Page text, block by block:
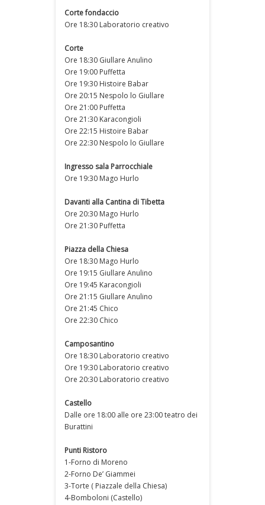
Corte fondaccio
Ore 18:30 Laboratorio creativo
Corte
Ore 18:30 Giullare Anulino
Ore 19:00 Puffetta
Ore 19:30 Histoire Babar
Ore 20:15 Nespolo lo Giullare
Ore 21:00 Puffetta
Ore 21:30 Karacongioli
Ore 22:15 Histoire Babar
Ore 22:30 Nespolo lo Giullare
Ingresso sala Parrocchiale
Ore 19:30 Mago Hurlo
Davanti alla Cantina di Tibetta
Ore 20:30 Mago Hurlo
Ore 21:30 Puffetta
Piazza della Chiesa
Ore 18:30 Mago Hurlo
Ore 19:15 Giullare Anulino
Ore 19:45 Karacongioli
Ore 21:15 Giullare Anulino
Ore 21:45 Chico
Ore 22:30 Chico
Camposantino
Ore 18:30 Laboratorio creativo
Ore 19:30 Laboratorio creativo
Ore 20:30 Laboratorio creativo
Castello
Dalle ore 18:00 alle ore 23:00 teatro dei
Burattini
Punti Ristoro
1-Forno di Moreno
2-Forno De’ Giammei
3-Torte ( Piazzale della Chiesa)
4-Bomboloni (Castello)